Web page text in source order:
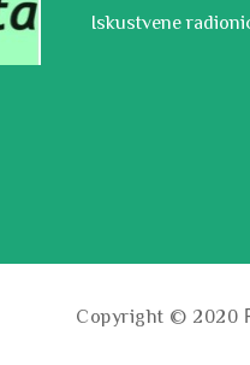
Iskustvene
Copyright © 2020